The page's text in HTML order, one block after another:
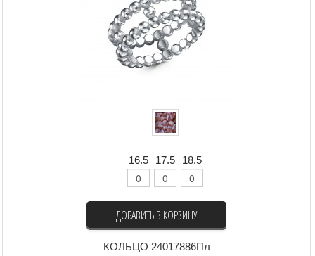
16.5 17.5 18.5
ДОБАВИТЬ В КОРЗИНУ
КОЛЬЦО 24017886Пл